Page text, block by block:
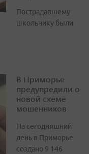
Пострадавшему
школьнику были
В Приморье
предупредили о
новой схеме
мошенников
На сегодняшний
день в Приморье
создано 9 146